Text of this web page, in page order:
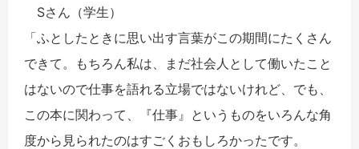
Sさん（学生）
「ふとしたときに思い出す言葉がこの期間にたくさん
できて。もちろん私は、まだ社会人として働いたこと
はないので仕事を語れる立場ではないけれど、でも、
この本に関わって、『仕事』というものをいろんな角
度から見られたのはすごくおもしろかったです。